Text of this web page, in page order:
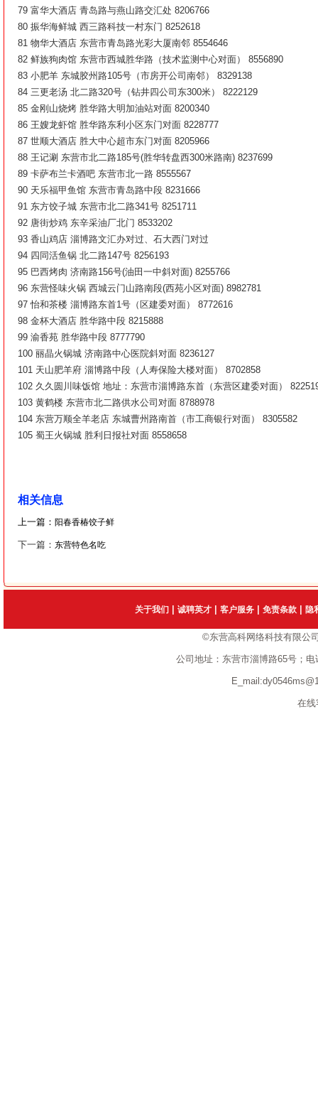
79 富华大酒店 青岛路与燕山路交汇处 8206766
80 振华海鲜城 西三路科技一村东门 8252618
81 物华大酒店 东营市青岛路光彩大厦南邻 8554646
82 鲜族狗肉馆 东营市西城胜华路（技术监测中心对面） 8556890
83 小肥羊 东城胶州路105号（市房开公司南邻） 8329138
84 三更老汤 北二路320号（钻井四公司东300米） 8222129
85 金刚山烧烤 胜华路大明加油站对面 8200340
86 王嫂龙虾馆 胜华路东利小区东门对面 8228777
87 世顺大酒店 胜大中心超市东门对面 8205966
88 王记涮 东营市北二路185号(胜华转盘西300米路南) 8237699
89 卡萨布兰卡酒吧 东营市北一路 8555567
90 天乐福甲鱼馆 东营市青岛路中段 8231666
91 东方饺子城 东营市北二路341号 8251711
92 唐街炒鸡 东辛采油厂北门 8533202
93 香山鸡店 淄博路文汇办对过、石大西门对过
94 四同活鱼锅 北二路147号 8256193
95 巴西烤肉 济南路156号(油田一中斜对面) 8255766
96 东营怪味火锅 西城云门山路南段(西苑小区对面) 8982781
97 怡和茶楼 淄博路东首1号（区建委对面） 8772616
98 金杯大酒店 胜华路中段 8215888
99 渝香苑 胜华路中段 8777790
100 丽晶火锅城 济南路中心医院斜对面 8236127
101 天山肥羊府 淄博路中段（人寿保险大楼对面） 8702858
102 久久圆川味饭馆 地址：东营市淄博路东首（东营区建委对面）
103 黄鹤楼 东营市北二路供水公司对面 8788978
104 东营万顺全羊老店 东城曹州路南首（市工商银行对面） 8305582
105 蜀王火锅城 胜利日报社对面 8558658
相关信息
上一篇： 阳春香椿饺子鲜
下一篇： 东营特色名吃
关于我们 诚聘英才 客户服务 免责条款 隐
©东营高科网络科技有限公
公司地址：东营市淄博路65号；
在线